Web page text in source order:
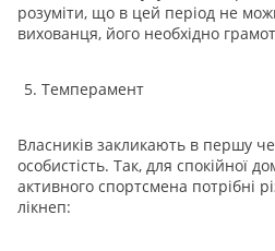
розуміти, що в цей період не
вихованця, його необхідно
Темперамент
Власників закликають в першу
особистість. Так, для спокійної
активного спортсмена потрібні
лікнеп: